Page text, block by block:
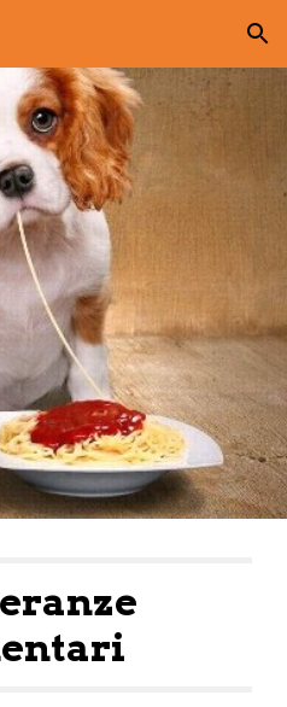
Skip to navigation